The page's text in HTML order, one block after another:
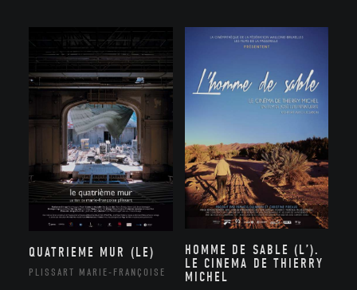
QUATRIEME MUR (LE)
PLISSART MARIE-FRANÇOISE
HOMME DE SABLE (L’).
LE CINEMA DE THIERRY
MICHEL